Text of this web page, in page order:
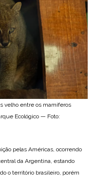
velho entre os mamíferos
Ecológico — Foto:
pelas Américas, ocorrendo
da Argentina, estando
o território brasileiro, porém